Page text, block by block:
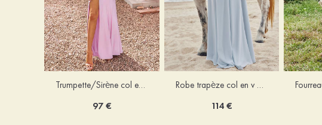
Trumpette/Sirène col en v jersey ras du sol robe de demoiselle d'honneur
97 €
Robe trapèze col en v mousseline ras du sol robe de demoiselle d'honneur
114 €